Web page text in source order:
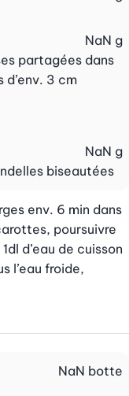
partagées dans
d’env. 3 cm
NaN g
biseautées
NaN g
env. 6 min dans
poursuivre
d’eau de cuisson
l’eau froide,
NaN botte